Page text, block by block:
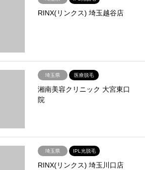
RINX(リンクス) 埼玉越谷店
埼玉県 医療脱毛
湘南美容クリニック 大宮東口
院
埼玉県 IPL光脱毛
RINX(リンクス) 埼玉川口店